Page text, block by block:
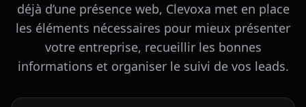
déjà d’une présence web, Clevoxa met en place
les éléments nécessaires pour mieux présenter
votre entreprise, recueillir les bonnes
informations et organiser le suivi de vos leads.